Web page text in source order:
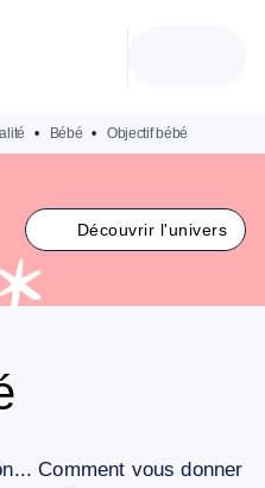
• Bébé • Objectif bébé
Découvrir l'univers
Comment vous donner